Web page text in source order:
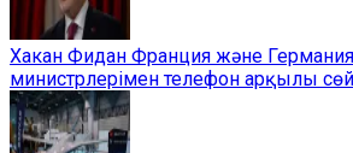
Хакан Фидан Франция және
министрлерімен телефон арқылы